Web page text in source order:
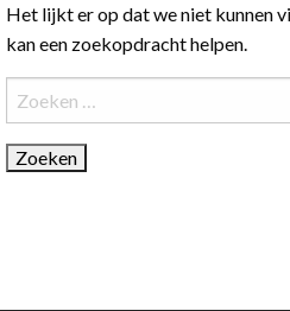
Het lijkt er op dat we niet kunnen
kan een zoekopdracht helpen.
Zoeken
naar: